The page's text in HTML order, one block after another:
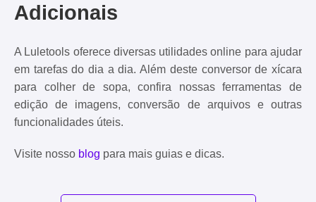
Adicionais
A Luletools oferece diversas utilidades online para ajudar
em tarefas do dia a dia. Além deste conversor de xícara
para colher de sopa, confira nossas ferramentas de
edição de imagens, conversão de arquivos e outras
funcionalidades úteis.
Visite nosso blog para mais guias e dicas.